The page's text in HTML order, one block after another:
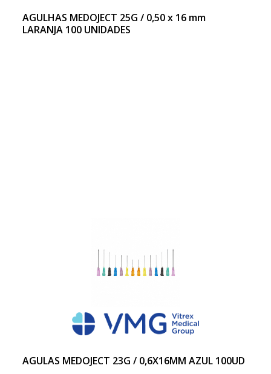
AGULHAS MEDOJECT 25G / 0,50 x 16 mm
LARANJA 100 UNIDADES
AGULAS MEDOJECT 23G / 0,6X16MM AZUL 100UD